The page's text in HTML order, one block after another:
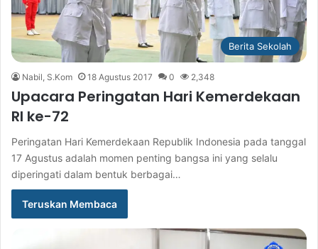
Berita Sekolah
Nabil, S.Kom 18 Agustus 2017 0 2,348
Upacara Peringatan Hari Kemerdekaan
RI ke-72
Peringatan Hari Kemerdekaan Republik Indonesia pada tanggal
17 Agustus adalah momen penting bangsa ini yang selalu
diperingati dalam bentuk berbagai…
Teruskan Membaca